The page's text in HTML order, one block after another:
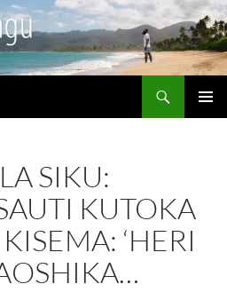
SIKU:
KUTOKA
‘HERI